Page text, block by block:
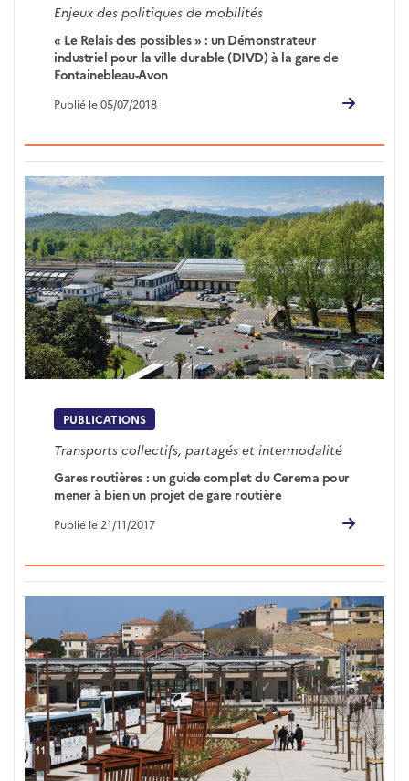
Enjeux des politiques de mobilités
« Le Relais des possibles » : un Démonstrateur
industriel pour la ville durable (DIVD) à la gare de
Fontainebleau-Avon
Publié le 05/07/2018
PUBLICATIONS
Transports collectifs, partagés et intermodalité
Gares routières : un guide complet du Cerema pour
mener à bien un projet de gare routière
Publié le 21/11/2017